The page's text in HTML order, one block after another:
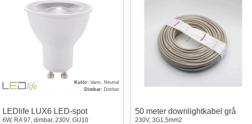
Kulör:Varm, Neutral
Dimbar:Dimbar
LEDlife LUX6 LED-spot
6W, RA 97, dimbar, 230V, GU10
50 meter downlightkabel grå
230V, 3G1,5mm2